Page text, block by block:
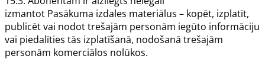
izmantot Pasākuma izdales materiālus – kopēt, izplatīt,
publicēt vai nodot trešajām personām iegūto informāciju
vai piedalīties tās izplatīšanā, nodošanā trešajām
personām komerciālos nolūkos.